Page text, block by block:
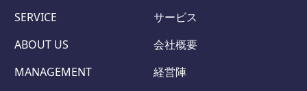
SERVICE
サービス
ABOUT US
会社概要
MANAGEMENT
経営陣